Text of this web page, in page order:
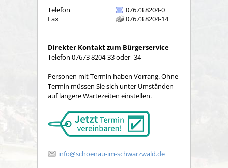
Telefon
07673 8204-0
Fax
07673 8204-14
Direkter Kontakt zum Bürgerservice
Telefon 07673 8204-33 oder -34
Personen mit Termin haben Vorrang. Ohne
Termin müssen Sie sich unter Umständen
auf längere Wartezeiten einstellen.
info@schoenau-im-schwarzwald.de